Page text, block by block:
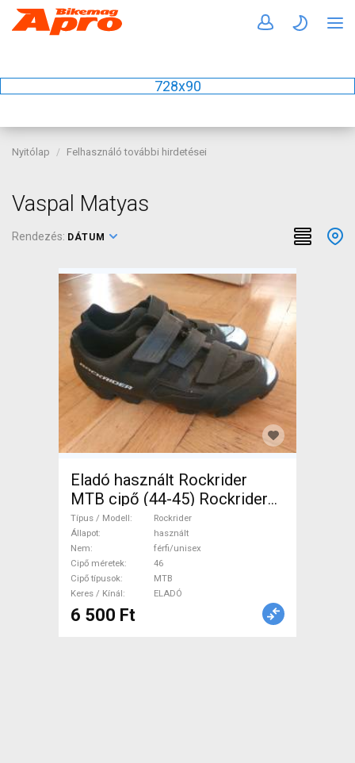
728x90
Nyitólap Felhasználó további hirdetései
Vaspal Matyas
Rendezés: DÁTUM
Eladó használt Rockrider
MTB cipő (44-45) Rockrider
Cipő / Zokni / Kamásli 46
MTB használt férfi/unisex
ELADÓ
Típus / Modell
Rockrider
Állapot
használt
Nem
férfi/unisex
Cipő méretek
46
Cipő típusok
MTB
Keres / Kínál
ELADÓ
6 500 Ft